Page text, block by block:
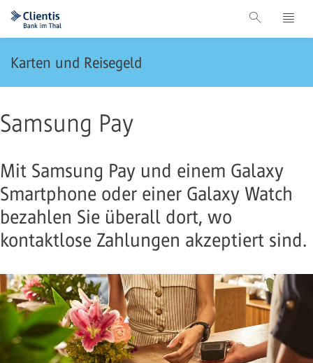
Karten und Reisegeld
Samsung Pay
Mit Samsung Pay und einem Galaxy
Smartphone oder einer Galaxy Watch
bezahlen Sie überall dort, wo
kontaktlose Zahlungen akzeptiert sind.